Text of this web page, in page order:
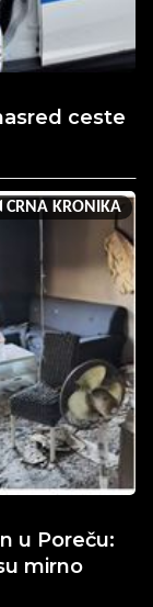
ceste
CRNA KRONIKA
u Poreču:
mirno